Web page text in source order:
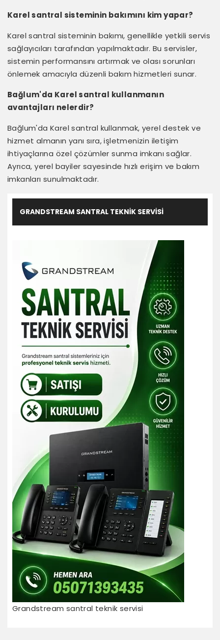
Karel santral sisteminin bakımını kim yapar?
Karel santral sisteminin bakımı, genellikle yetkili servis
sağlayıcıları tarafından yapılmaktadır. Bu servisler,
sistemin performansını artırmak ve olası sorunları
önlemek amacıyla düzenli bakım hizmetleri sunar.
Bağlum'da Karel santral kullanmanın
avantajları nelerdir?
Bağlum'da Karel santral kullanmak, yerel destek ve
hizmet almanın yanı sıra, işletmenizin iletişim
ihtiyaçlarına özel çözümler sunma imkanı sağlar.
Ayrıca, yerel bayiler sayesinde hızlı erişim ve bakım
imkanları sunulmaktadır.
GRANDSTREAM SANTRAL TEKNIK SERVISI
Grandstream santral teknik servisi